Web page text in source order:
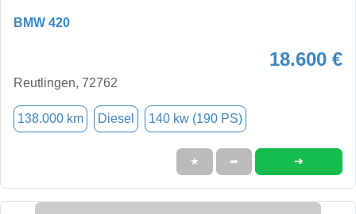
BMW 420
18.600 €
Reutlingen, 72762
138.000 km Diesel 140 kw (190 PS)
★ ➦ ➜